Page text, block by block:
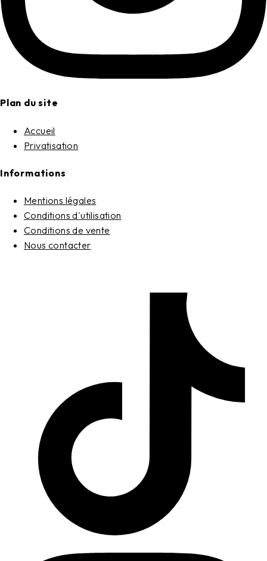
Plan du site
Accueil
Privatisation
Informations
Mentions légales
Conditions d'utilisation
Conditions de vente
Nous contacter